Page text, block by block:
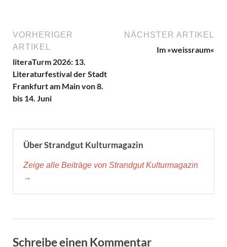
VORHERIGER
ARTIKEL
literaTurm 2026: 13.
Literaturfestival der Stadt
Frankfurt am Main von 8.
bis 14. Juni
NÄCHSTER ARTIKEL
Im »weissraum«
Über Strandgut Kulturmagazin
Zeige alle Beiträge von Strandgut Kulturmagazin
→
Schreibe einen Kommentar